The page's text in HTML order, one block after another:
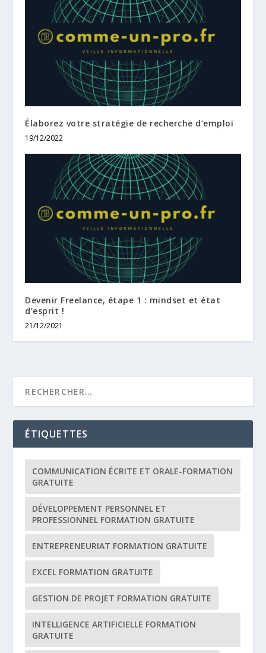
Élaborez votre stratégie de recherche d’emploi
19/12/2022
Devenir Freelance, étape 1 : mindset et état
d’esprit !
21/12/2021
ÉTIQUETTES
COMMUNICATION ÉCRITE ET ORALE-FORMATION
GRATUITE
DÉVELOPPEMENT PERSONNEL ET
PROFESSIONNEL FORMATION GRATUITE
ENTREPRENEURIAT FORMATION GRATUITE
EXCEL FORMATION GRATUITE
GESTION DE PROJET FORMATION GRATUITE
INTELLIGENCE ARTIFICIELLE FORMATION
GRATUITE